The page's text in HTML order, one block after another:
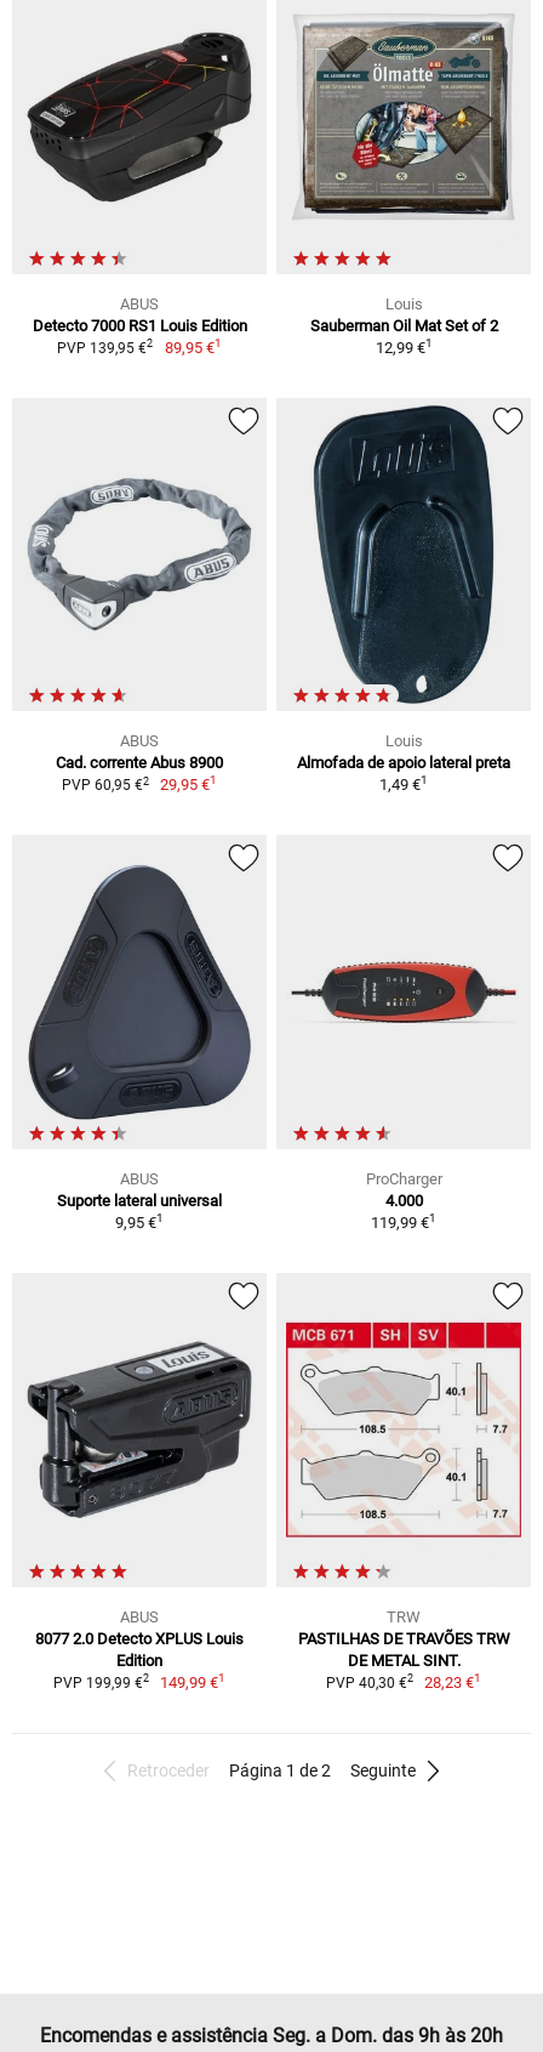
ABUS
Detecto 7000 RS1 Louis Edition
PVP 139,95 €2 89,95 €1
Louis
Sauberman Oil Mat Set of 2
12,99 €1
ABUS
Cad. corrente Abus 8900
PVP 60,95 €2 29,95 €1
Louis
Almofada de apoio lateral preta
1,49 €1
ABUS
Suporte lateral universal
9,95 €1
ProCharger
4.000
119,99 €1
ABUS
8077 2.0 Detecto XPLUS Louis
Edition
PVP 199,99 €2 149,99 €1
TRW
PASTILHAS DE TRAVÕES TRW
DE METAL SINT.
PVP 40,30 €2 28,23 €1
Retroceder Página 1 de 2 Seguinte
Encomendas e assistência Seg. a Dom. das 9h às 20h